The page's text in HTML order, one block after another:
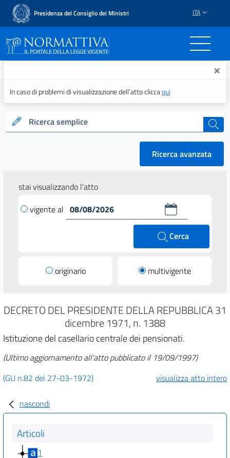
Presidenza del Consiglio dei Ministri ITA
Normattiva - Il portale ×
In caso di problemi di visualizzazione dell’atto cliccaqui
Ricerca semplice cerca
Ricerca avanzata
stai visualizzando l'atto
vigente al
Cerca
originario multivigente
DECRETO DEL PRESIDENTE DELLA REPUBBLICA 31
dicembre 1971, n. 1388
Istituzione del casellario centrale dei pensionati.
(Ultimo aggiornamento all'atto pubblicato il 19/09/1997)
(GU n.82 del 27-03-1972)
visualizza atto intero
nascondi
Articoli
1